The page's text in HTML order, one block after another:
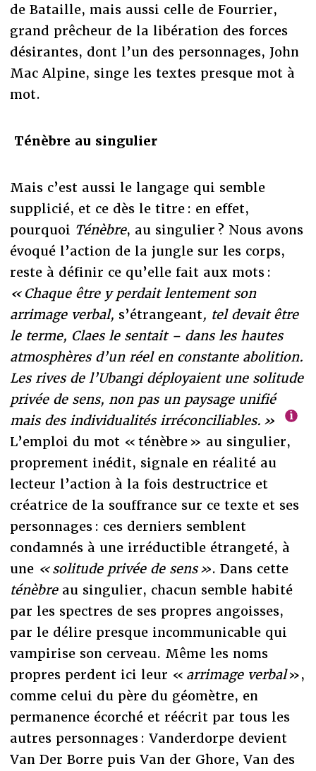
de Bataille, mais aussi celle de Fourrier,
grand prêcheur de la libération des forces
désirantes, dont l’un des personnages, John
Mac Alpine, singe les textes presque mot à
mot.
Ténèbre au singulier
Mais c’est aussi le langage qui semble
supplicié, et ce dès le titre : en effet,
pourquoi Ténèbre, au singulier ? Nous avons
évoqué l’action de la jungle sur les corps,
reste à définir ce qu’elle fait aux mots :
« Chaque être y perdait lentement son
arrimage verbal, s’étrangeant, tel devait être
le terme, Claes le sentait – dans les hautes
atmosphères d’un réel en constante abolition.
Les rives de l’Ubangi déployaient une solitude
privée de sens, non pas un paysage unifié
mais des individualités irréconciliables. »
L’emploi du mot « ténèbre » au singulier,
proprement inédit, signale en réalité au
lecteur l’action à la fois destructrice et
créatrice de la souffrance sur ce texte et ses
personnages : ces derniers semblent
condamnés à une irréductible étrangeté, à
une « solitude privée de sens ». Dans cette
ténèbre au singulier, chacun semble habité
par les spectres de ses propres angoisses,
par le délire presque incommunicable qui
vampirise son cerveau. Même les noms
propres perdent ici leur « arrimage verbal»,
comme celui du père du géomètre, en
permanence écorché et réécrit par tous les
autres personnages : Vanderdorpe devient
Van Der Borre puis Van der Ghore, Van des